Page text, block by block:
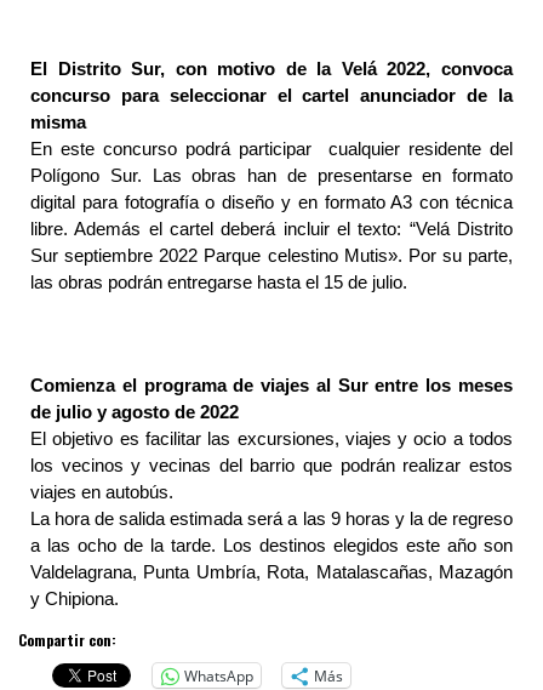
El Distrito Sur, con motivo de la Velá 2022, convoca
concurso para seleccionar el cartel anunciador de la
misma
En este concurso podrá participar cualquier residente del
Polígono Sur. Las obras han de presentarse en formato
digital para fotografía o diseño y en formato A3 con técnica
libre. Además el cartel deberá incluir el texto: “Velá Distrito
Sur septiembre 2022 Parque celestino Mutis». Por su parte,
las obras podrán entregarse hasta el 15 de julio.
Comienza el programa de viajes al Sur entre los meses
de julio y agosto de 2022
El objetivo es facilitar las excursiones, viajes y ocio a todos
los vecinos y vecinas del barrio que podrán realizar estos
viajes en autobús.
La hora de salida estimada será a las 9 horas y la de regreso
a las ocho de la tarde. Los destinos elegidos este año son
Valdelagrana, Punta Umbría, Rota, Matalascañas, Mazagón
y Chipiona.
Compartir con:
WhatsApp
Más